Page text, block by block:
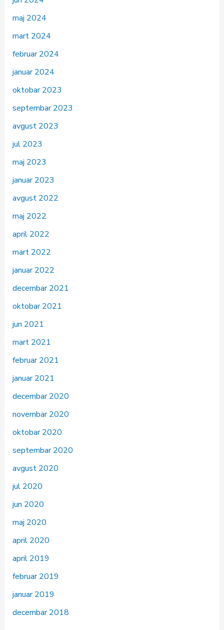
maj 2024
mart 2024
februar 2024
januar 2024
oktobar 2023
septembar 2023
avgust 2023
jul 2023
maj 2023
januar 2023
avgust 2022
maj 2022
april 2022
mart 2022
januar 2022
decembar 2021
oktobar 2021
jun 2021
mart 2021
februar 2021
januar 2021
decembar 2020
novembar 2020
oktobar 2020
septembar 2020
avgust 2020
jul 2020
jun 2020
maj 2020
april 2020
april 2019
februar 2019
januar 2019
decembar 2018